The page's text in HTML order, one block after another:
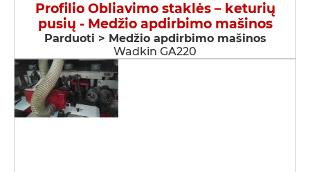
Profilio Obliavimo staklės – keturių
pusių - Medžio apdirbimo mašinos
Parduoti > Medžio apdirbimo mašinos
Wadkin GA220